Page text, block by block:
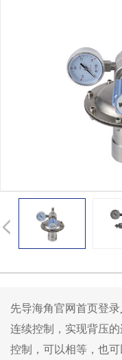
先导海角官网首页登录
连续控制，实现背压
控制，可以相等，